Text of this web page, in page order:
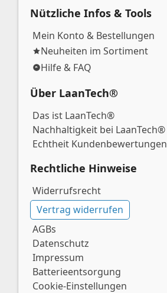
Nützliche Infos & Tools
Mein Konto & Bestellungen
Neuheiten im Sortiment
Hilfe & FAQ
Über LaanTech®
Das ist LaanTech®
Nachhaltigkeit bei LaanTech®
Echtheit Kundenbewertungen
Rechtliche Hinweise
Widerrufsrecht
Vertrag widerrufen
AGBs
Datenschutz
Impressum
Batterieentsorgung
Cookie-Einstellungen